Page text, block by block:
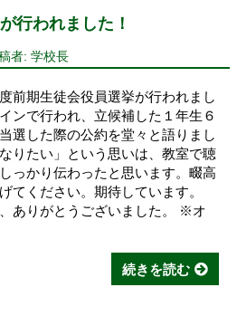
行われました！
者: 学校長
前期生徒会役員選挙が行われまし
ンで行われ、立候補した１年生６
選した際の公約を堂々と語りまし
りたい」という思いは、教室で聴
っかり伝わったと思います。畷高
てください。期待しています。
ありがとうございました。 ※オ
続きを読む